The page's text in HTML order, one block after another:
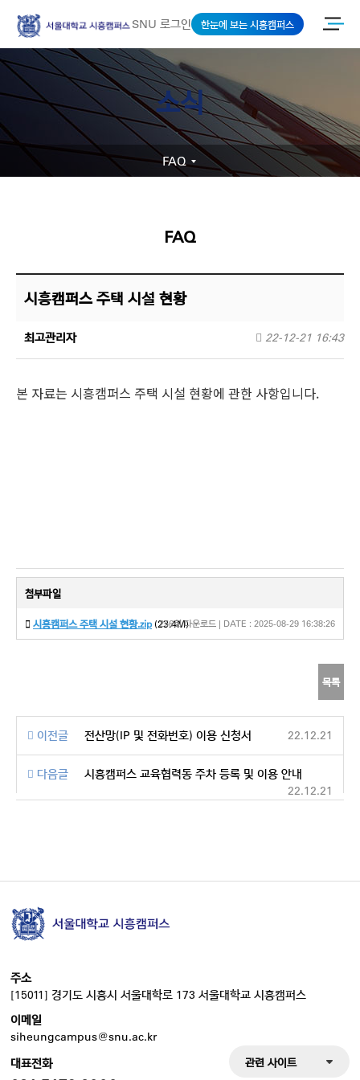
SNU 로그인 한눈에 보는 시흥캠퍼스
소식
FAQ
FAQ
시흥캠퍼스 주택 시설 현황
최고관리자 22-12-21 16:43
본 자료는 시흥캠퍼스 주택 시설 현황에 관한 사항입니다.
첨부파일
시흥캠퍼스 주택 시설 현황.zip(23.4M)
256회 다운로드 | DATE : 2025-08-29 16:38:26
목록
이전글 전산망(IP 및 전화번호) 이용 신청서 22.12.21
다음글
시흥캠퍼스 교육협력동 주차 등록 및 이용 안내
22.12.21
주소
[15011] 경기도 시흥시 서울대학로 173 서울대학교 시흥캠퍼스
이메일
siheungcampus@snu.ac.kr
대표전화
관련 사이트